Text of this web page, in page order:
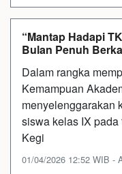
“Mantap Hadapi
Bulan Penuh
Dalam rangka
Kemampuan
menyelenggarakan
siswa kelas IX
Kegi
01/04/2026 12:52 WIB -